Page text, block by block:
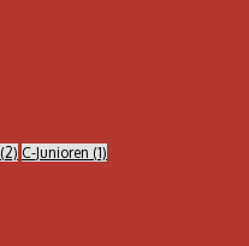
(2) C-Junioren (1)